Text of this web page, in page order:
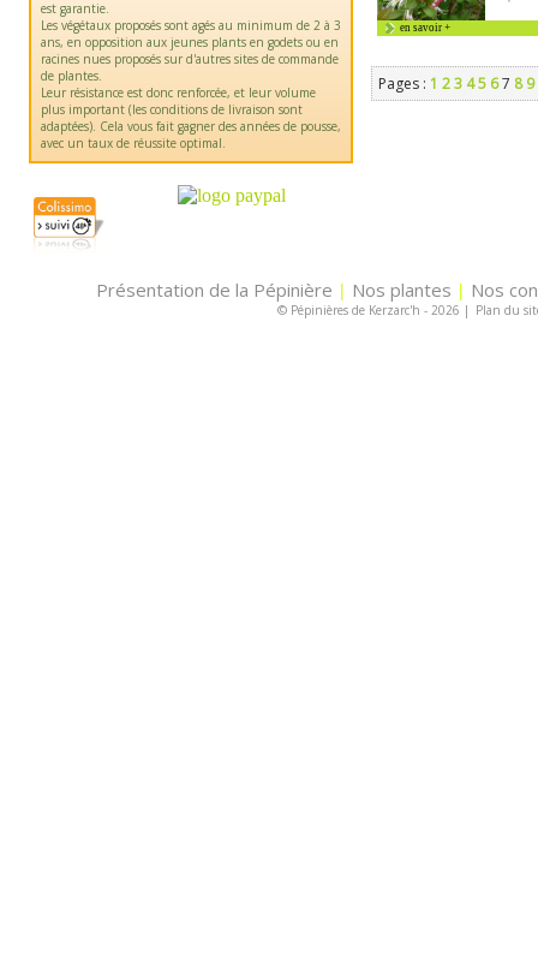
est garantie.
Les végétaux proposés sont agés au minimum de 2 à 3
ans, en opposition aux jeunes plants en godets ou en
racines nues proposés sur d'autres sites de commande
de plantes.
Leur résistance est donc renforcée, et leur volume
plus important (les conditions de livraison sont
adaptées). Cela vous fait gagner des années de pousse,
avec un taux de réussite optimal.
en savoir +
Pages : 1 23 45 67 8 9
Présentation de la Pépinière | Nos plantes | Nos
© Pépinières de Kerzarc'h - 2026 | Plan du